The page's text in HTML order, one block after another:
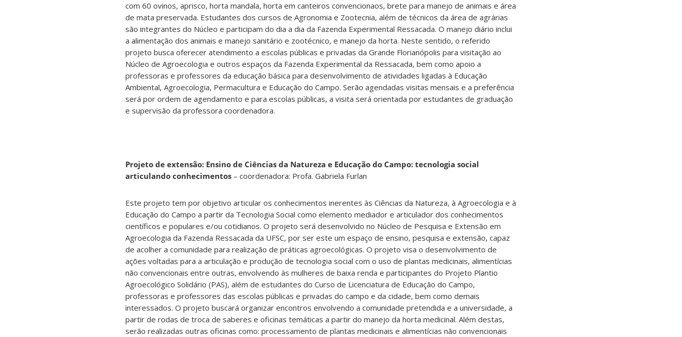
com 60 ovinos, aprisco, horta mandala, horta em canteiros convencionaos, brete para manejo de animais e área
de mata preservada. Estudantes dos cursos de Agronomia e Zootecnia, além de técnicos da área de agrárias
são integrantes do Núcleo e participam do dia a dia da Fazenda Experimental Ressacada. O manejo diário inclui
a alimentação dos animais e manejo sanitário e zootécnico, e manejo da horta. Neste sentido, o referido
projeto busca oferecer atendimento a escolas públicas e privadas da Grande Florianópolis para visitação ao
Núcleo de Agroecologia e outros espaços da Fazenda Experimental da Ressacada, bem como apoio a
professoras e professores da educação básica para desenvolvimento de atividades ligadas à Educação
Ambiental, Agroecologia, Permacultura e Educação do Campo. Serão agendadas visitas mensais e a preferência
será por ordem de agendamento e para escolas públicas, a visita será orientada por estudantes de graduação
e supervisão da professora coordenadora.
Projeto de extensão: Ensino de Ciências da Natureza e Educação do Campo: tecnologia social
articulando conhecimentos – coordenadora: Profa. Gabriela Furlan
Este projeto tem por objetivo articular os conhecimentos inerentes às Ciências da Natureza, à Agroecologia e à
Educação do Campo a partir da Tecnologia Social como elemento mediador e articulador dos conhecimentos
científicos e populares e/ou cotidianos. O projeto será desenvolvido no Núcleo de Pesquisa e Extensão em
Agroecologia da Fazenda Ressacada da UFSC, por ser este um espaço de ensino, pesquisa e extensão, capaz
de acolher a comunidade para realização de práticas agroecológicas. O projeto visa o desenvolvimento de
ações voltadas para a articulação e produção de tecnologia social com o uso de plantas medicinais, alimentícias
não convencionais entre outras, envolvendo às mulheres de baixa renda e participantes do Projeto Plantio
Agroecológico Solidário (PAS), além de estudantes do Curso de Licenciatura de Educação do Campo,
professoras e professores das escolas públicas e privadas do campo e da cidade, bem como demais
interessados. O projeto buscará organizar encontros envolvendo a comunidade pretendida e a universidade, a
partir de rodas de troca de saberes e oficinas temáticas a partir do manejo da horta medicinal. Além destas,
serão realizadas outras oficinas como: processamento de plantas medicinais e alimentícias não convencionais